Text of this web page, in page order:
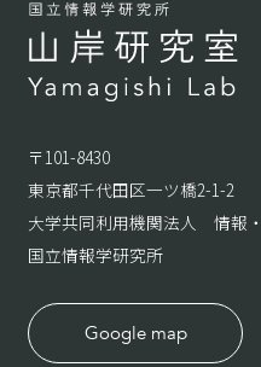
〒101-8430
東京都千代田区一ツ橋2-1-2
大学共同利用機関法人 情報
国立情報学研究所
Google map